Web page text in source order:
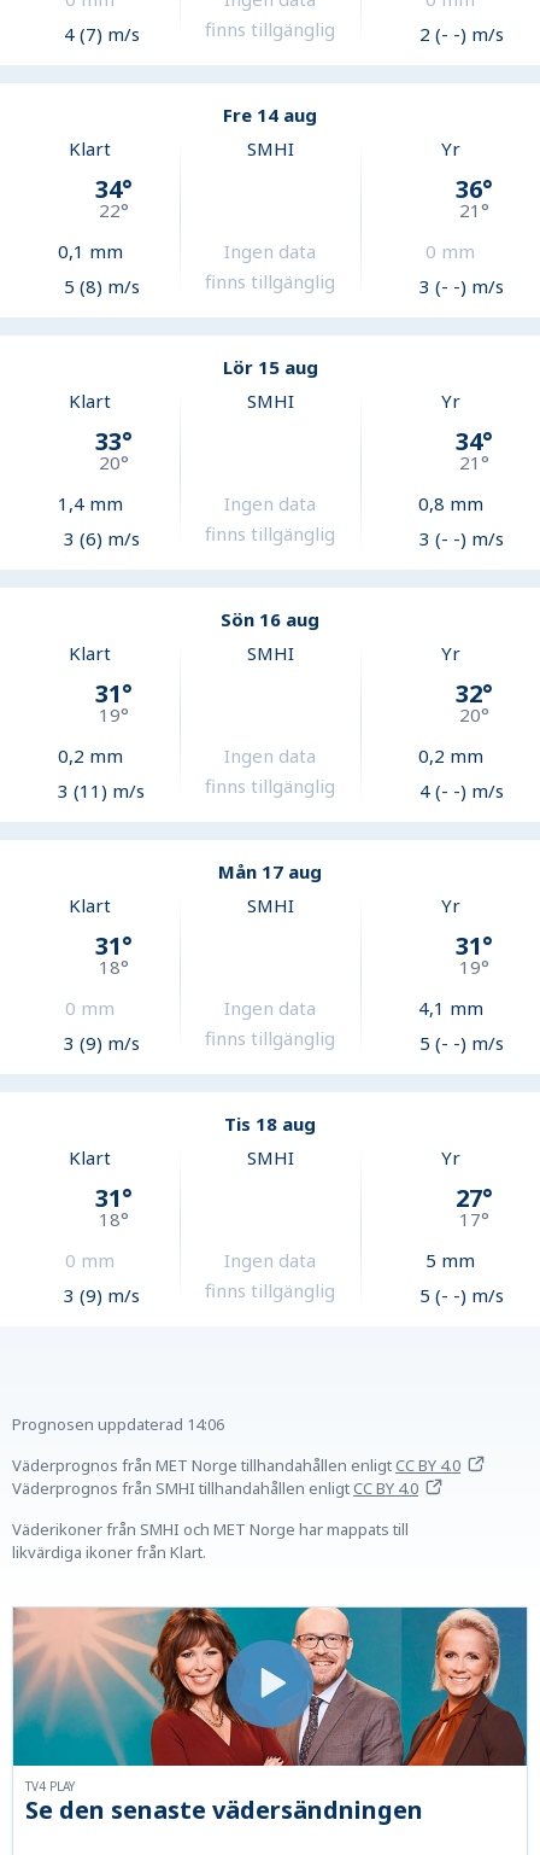
4 (7) m/s
finns tillgänglig
2 (- -) m/s
Fre 14 aug
Klart
34°
22°
0,1 mm
5 (8) m/s
SMHI
Ingen data
finns tillgänglig
Yr
36°
21°
0 mm
3 (- -) m/s
Lör 15 aug
Klart
33°
20°
1,4mm
3 (6) m/s
SMHI
Ingen data
finns tillgänglig
Yr
34°
21°
0,8 mm
3 (- -) m/s
Sön 16 aug
Klart
31°
19°
0,2 mm
3 (11) m/s
SMHI
Ingen data
finns tillgänglig
Yr
32°
20°
0,2 mm
4 (- -) m/s
Mån 17 aug
Klart
31°
18°
0 mm
3 (9) m/s
SMHI
Ingen data
finns tillgänglig
Yr
31°
19°
4,1 mm
5 (- -) m/s
Tis 18 aug
Klart
31°
18°
0 mm
3 (9) m/s
SMHI
Ingen data
finns tillgänglig
Yr
27°
17°
5 mm
5 (- -) m/s
Prognosen uppdaterad 14:06
Väderprognos från MET Norge tillhandahållen enligtCC BY 4.0
Väderprognos från SMHI tillhandahållen enligtCC BY 4.0
Väderikoner från SMHI och MET Norge har mappats till
likvärdiga ikoner från Klart.
Se den senaste vädersändningen
TV4 PLAY